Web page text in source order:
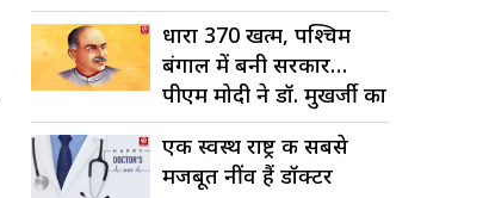
धारा 370 खत्म, पश्चिम
बंगाल में बनी सरकार…
पीएम मोदी ने डॉ. मुखर्जी का
सपना...
एक स्वस्थ राष्ट्र की सबसे
मजबूत नींव हैं डॉक्टर